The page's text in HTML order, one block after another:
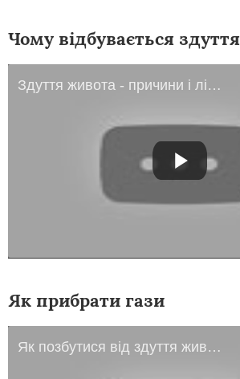
Чому відбувається здуття
Здуття живота - причини і лікування
Як прибрати гази
Як позбутися від здуття живота